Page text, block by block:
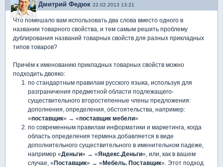
Дмитрий Федюк 22.02.2013 13:21
Что помешало вам использовать два слова вместо одного в
названии товарного свойства, и тем самым решить проблему
дублирования названий товарных свойств для разных прикладных
типов товаров?
Причём к именованию прикладных товарных свойств можно
подходить двояко:
по стандартным правилам русского языка, используя для
разграничения предметной области подлежащего-
существительного второстепенные члены предложения:
дополнения, определения, обстоятельства, например:
«поставщик» → «поставщик мебели»
по современным правилам информатики и маркетинга, когда
область определения термина добавляется в виде
дополнительного существительного в именительном падеже,
например «Деньги» → «Яндекс.Деньги», или, как в вашем
случае, « Поставщик» → « Мебель. Поставщик». Этот подход